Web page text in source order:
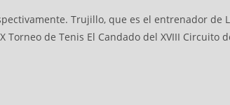
Trujillo, que es el entrenador de
de Tenis El Candado del XVIII Circuito